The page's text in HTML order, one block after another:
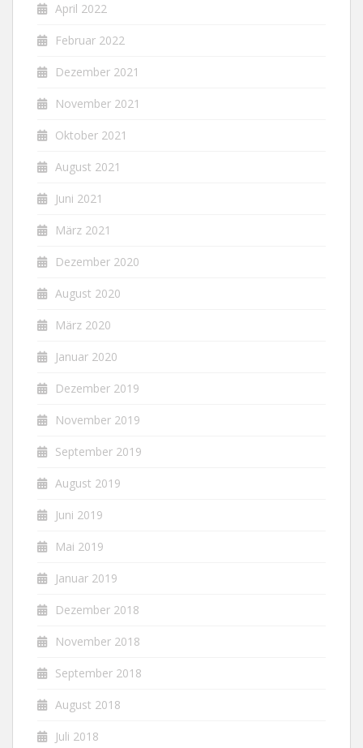
April 2022
Februar 2022
Dezember 2021
November 2021
Oktober 2021
August 2021
Juni 2021
März 2021
Dezember 2020
August 2020
März 2020
Januar 2020
Dezember 2019
November 2019
September 2019
August 2019
Juni 2019
Mai 2019
Januar 2019
Dezember 2018
November 2018
September 2018
August 2018
Juli 2018